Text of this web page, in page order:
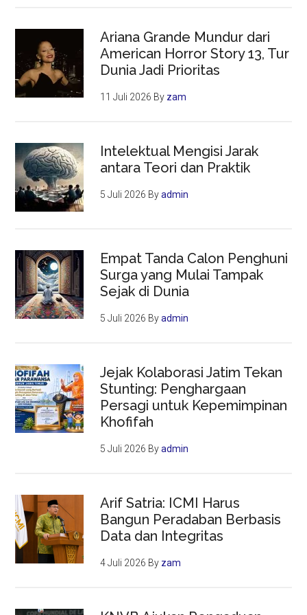
Ariana Grande Mundur dari
American Horror Story 13, Tur
Dunia Jadi Prioritas
11 Juli 2026 By zam
Intelektual Mengisi Jarak
antara Teori dan Praktik
5 Juli 2026 Byadmin
Empat Tanda Calon Penghuni
Surga yang Mulai Tampak
Sejak di Dunia
5 Juli 2026 Byadmin
Jejak Kolaborasi Jatim Tekan
Stunting: Penghargaan
Persagi untuk Kepemimpinan
Khofifah
5 Juli 2026 Byadmin
Arif Satria: ICMI Harus
Bangun Peradaban Berbasis
Data dan Integritas
4 Juli 2026 By zam